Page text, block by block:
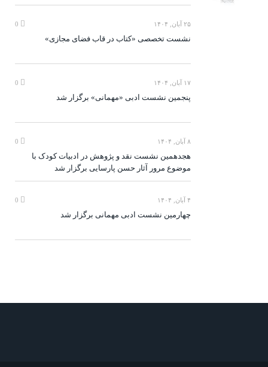
۲۵ آبان, ۱۴۰۴
نشست تخصصی «کتاب در قاب فضای مجازی»
۱۷ آبان, ۱۴۰۴
پنجمین نشست ادبی «مهمانی» برگزار شد
۸ آبان, ۱۴۰۴
هجدهمین نشست نقد و پژوهش در ادبیات کودک با
موضوع مرور آثار حسن پارسایی برگزار شد
۴ آبان, ۱۴۰۴
چهارمین نشست ادبی مهمانی برگزار شد